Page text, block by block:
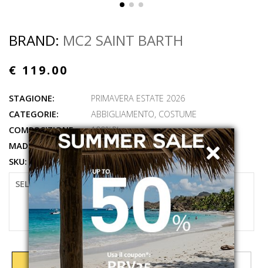
BRAND: MC2 SAINT BARTH
€ 119.00
STAGIONE:
PRIMAVERA ESTATE 2026
CATEGORIE:
ABBIGLIAMENTO, COSTUME
COMPOSIZIONE:
100%PL
MADE IN:
IT
SKU:
LIG000303291L
SELEZIONARE LA TAGLIA
M XL XXL
AGGIUNGI AL CARRELLO